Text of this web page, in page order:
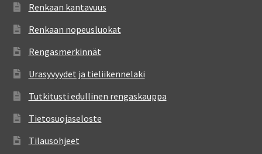
Renkaan kantavuus
Renkaan nopeusluokat
Rengasmerkinnät
Urasyvyydet ja tieliikennelaki
Tutkitusti edullinen rengaskauppa
Tietosuojaseloste
Tilausohjeet